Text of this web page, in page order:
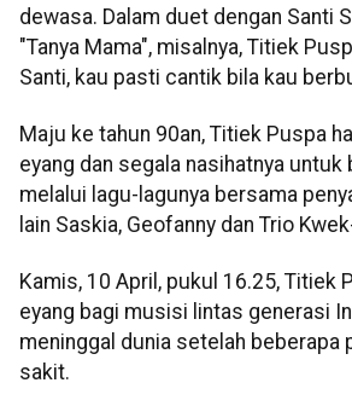
dewasa. Dalam duet dengan Santi
"Tanya Mama", misalnya, Titiek
Santi, kau pasti cantik bila kau
Maju ke tahun 90an, Titiek Puspa
eyang dan segala nasihatnya untuk
melalui lagu-lagunya bersama
lain Saskia, Geofanny dan Trio
Kamis, 10 April, pukul 16.25, Titiek
eyang bagi musisi lintas generasi
meninggal dunia setelah beberapa
sakit.